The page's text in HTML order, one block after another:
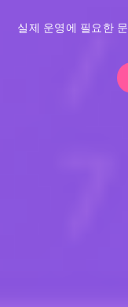
실제 운영에 필요한